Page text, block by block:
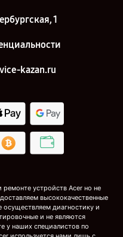
1
kazan.ru
устройств Acer но не
высококачественные
осуществляем диагностику и
и не являются
у наших специалистов по